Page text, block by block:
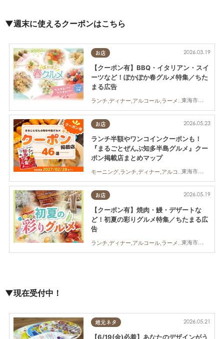
▼週末に使えるクーポンはこちら
お店
東海市,大府市,知多市,東浦町
2026.03.19
【クーポン有】BBQ・イタリアン・スイ
ーツなど！ぽかぽか春グルメ特集／ちた
まる広告
ランチ,ディナー,アルコール,ラーメン,カフェ,キッチンカー,専門店,ちたまるスタイル掲載店,まとめ記事,ちたまる広告,クーポン
お店
東海市,大府市,知多市,東浦町,半田市,常滑市,武豊町,美浜町,南知多町
2026.05.23
ランチ半額やワンコインクーポンも！
『まるごとぜんぶ知多半島グルメ』クー
ポン掲載店まとめマップ
モーニング,ランチ,ディナー,アルコール,カフェ,スイーツ,専門店,まちネタ,クーポン,親子,夫婦,家族,カップル,おひとりさま,コスパ抜群
お店
東海市,大府市,半田市
2026.05.19
【クーポン有】焼肉・鰻・デザートな
ど！初夏の彩りグルメ特集／ちたまる広
告
ランチ,ディナー,アルコール,ラーメン,カフェ,キッチンカー,専門店,ちたまるスタイル掲載店,まとめ記事,ちたまる広告,クーポン
▼現在受付中！
地元ネタ 2026.05.21
【6/19(金)必着】あなたのデザインがう